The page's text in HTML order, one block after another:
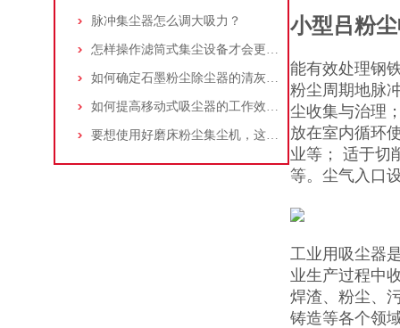
脉冲集尘器怎么调大吸力？
怎样操作滤筒式集尘设备才会更安全
如何确定石墨粉尘除尘器的清灰速度？
如何提高移动式吸尘器的工作效率？
要想使用好磨床粉尘集尘机，这些条件可不能少
小型吕粉
能有效处理钢
粉尘周期地脉
尘收集与治理
放在室内循环
业等； 适于切
等。尘气入口
工业用吸尘器
业生产过程中
焊渣、粉尘、
铸造等各个领